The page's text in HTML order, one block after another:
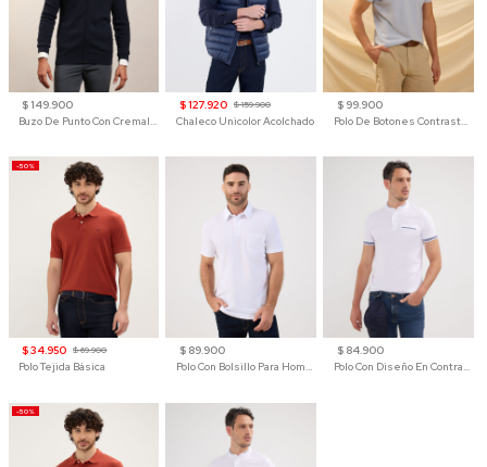
$ 149.900
Buzo De Punto Con Cremallera Para Hombre
$ 127.920 $ 159.900
Chaleco Unicolor Acolchado
$ 99.900
Polo De Botones Contraste Para Hombre
-50%
$ 34.950 $ 69.900
Polo Tejida Básica
$ 89.900
Polo Con Bolsillo Para Hombre
$ 84.900
Polo Con Diseño En Contraste
-50%